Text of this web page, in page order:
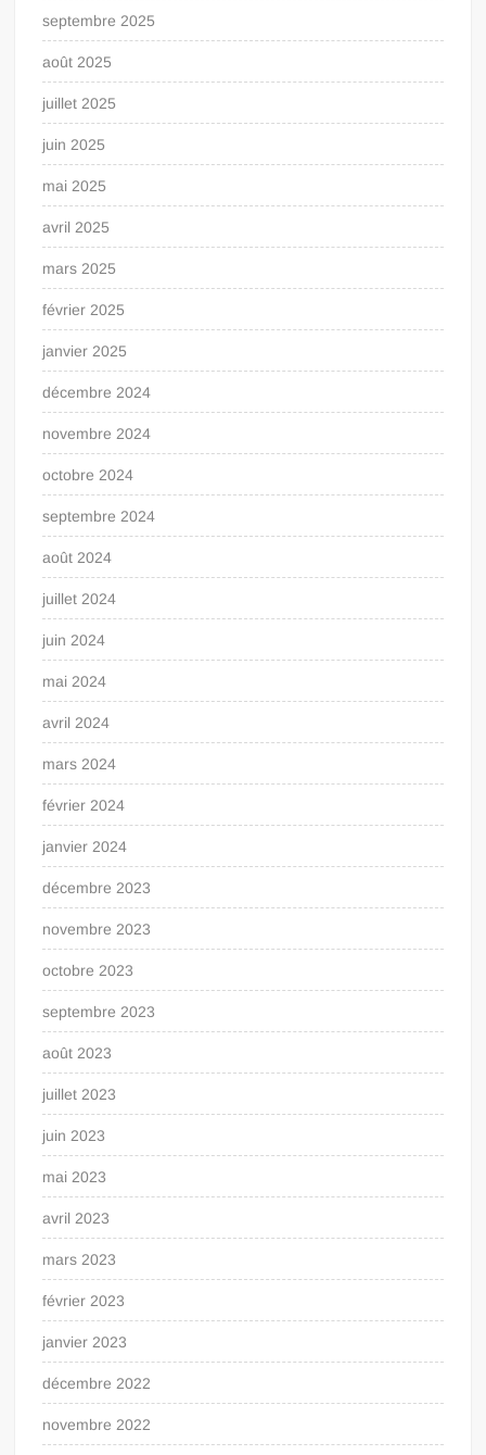
septembre 2025
août 2025
juillet 2025
juin 2025
mai 2025
avril 2025
mars 2025
février 2025
janvier 2025
décembre 2024
novembre 2024
octobre 2024
septembre 2024
août 2024
juillet 2024
juin 2024
mai 2024
avril 2024
mars 2024
février 2024
janvier 2024
décembre 2023
novembre 2023
octobre 2023
septembre 2023
août 2023
juillet 2023
juin 2023
mai 2023
avril 2023
mars 2023
février 2023
janvier 2023
décembre 2022
novembre 2022